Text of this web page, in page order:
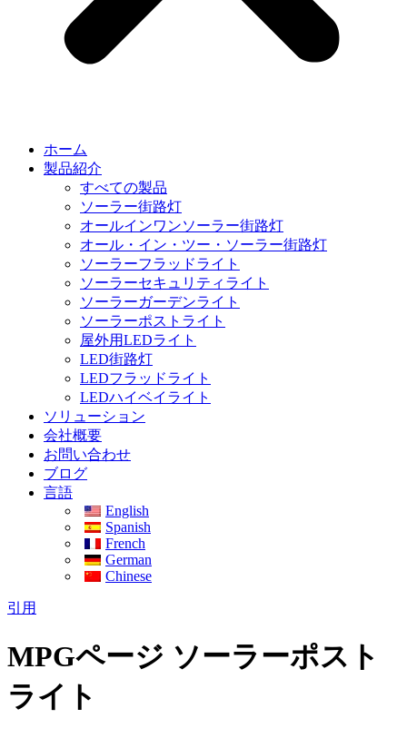
ホーム
製品紹介
すべての製品
ソーラー街路灯
オールインワンソーラー街路灯
オール・イン・ツー・ソーラー街路灯
ソーラーフラッドライト
ソーラーセキュリティライト
ソーラーガーデンライト
ソーラーポストライト
屋外用LEDライト
LED街路灯
LEDフラッドライト
LEDハイベイライト
ソリューション
会社概要
お問い合わせ
ブログ
言語
English
Spanish
French
German
Chinese
引用
MPGページ ソーラーポスト
ライト